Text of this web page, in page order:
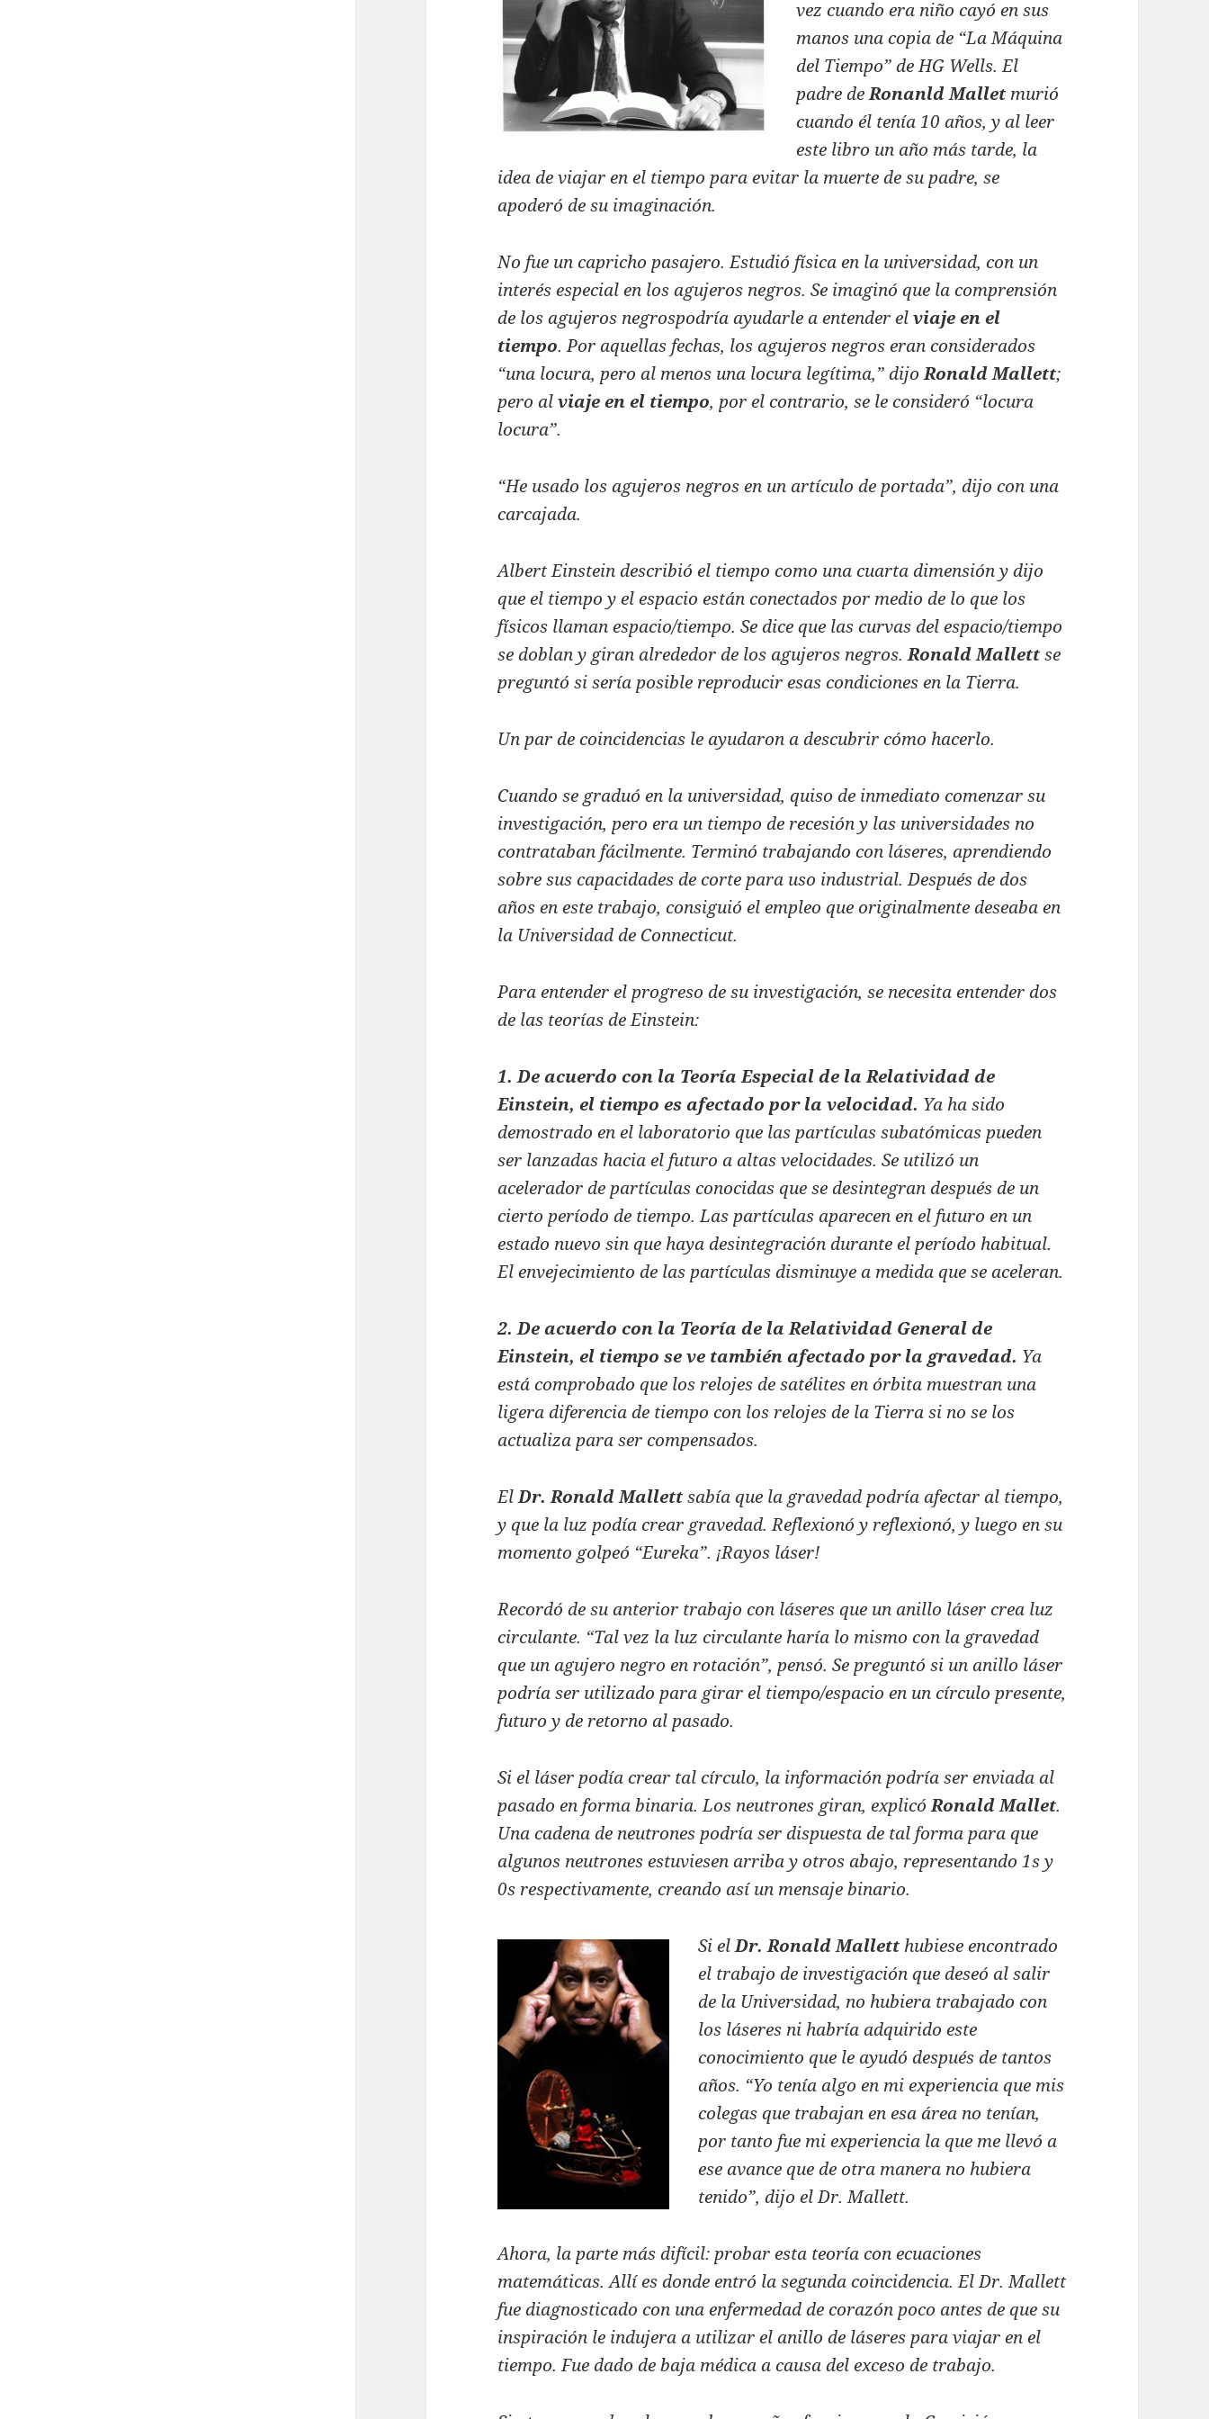
vez cuando era niño cayó en sus
manos una copia de “La Máquina
del Tiempo” de HG Wells. El
padre deRonanld Mallet murió
cuando él tenía 10 años, y al leer
este libro un año más tarde, la
idea de viajar en el tiempo para evitar la muerte de su padre, se
apoderó de su imaginación.
No fue un capricho pasajero. Estudió física en la universidad, con un
interés especial en los agujeros negros. Se imaginó que la comprensión
de los agujeros negrospodría ayudarle a entender elviaje en el
tiempo. Por aquellas fechas, los agujeros negros eran considerados
“una locura, pero al menos una locura legítima,” dijoRonald Mallett;
pero alviaje en el tiempo, por el contrario, se le consideró “locura
locura”.
“He usado los agujeros negros en un artículo de portada”, dijo con una
carcajada.
Albert Einstein describió el tiempo como una cuarta dimensión y dijo
que el tiempo y el espacio están conectados por medio de lo que los
físicos llaman espacio/tiempo. Se dice que las curvas del espacio/tiempo
se doblan y giran alrededor de los agujeros negros.Ronald Mallettse
preguntó si sería posible reproducir esas condiciones en la Tierra.
Un par de coincidencias le ayudaron a descubrir cómo hacerlo.
Cuando se graduó en la universidad, quiso de inmediato comenzar su
investigación, pero era un tiempo de recesión y las universidades no
contrataban fácilmente. Terminó trabajando con láseres, aprendiendo
sobre sus capacidades de corte para uso industrial. Después de dos
años en este trabajo, consiguió el empleo que originalmente deseaba en
la Universidad de Connecticut.
Para entender el progreso de su investigación, se necesita entender dos
de las teorías de Einstein:
1. De acuerdo con la Teoría Especial de la Relatividad de
Einstein, el tiempo es afectado por la velocidad. Ya ha sido
demostrado en el laboratorio que las partículas subatómicas pueden
ser lanzadas hacia el futuro a altas velocidades. Se utilizó un
acelerador de partículas conocidas que se desintegran después de un
cierto período de tiempo. Las partículas aparecen en el futuro en un
estado nuevo sin que haya desintegración durante el período habitual.
El envejecimiento de las partículas disminuye a medida que se aceleran.
2. De acuerdo con la Teoría de la Relatividad General de
Einstein, el tiempo se ve también afectado por la gravedad. Ya
está comprobado que los relojes de satélites en órbita muestran una
ligera diferencia de tiempo con los relojes de la Tierra si no se los
actualiza para ser compensados.
ElDr. Ronald Mallettsabía que la gravedad podría afectar al tiempo,
y que la luz podía crear gravedad. Reflexionó y reflexionó, y luego en su
momento golpeó “Eureka”. ¡Rayos láser!
Recordó de su anterior trabajo con láseres que un anillo láser crea luz
circulante. “Tal vez la luz circulante haría lo mismo con la gravedad
que un agujero negro en rotación”, pensó. Se preguntó si un anillo láser
podría ser utilizado para girar el tiempo/espacio en un círculo presente,
futuro y de retorno al pasado.
Si el láser podía crear tal círculo, la información podría ser enviada al
pasado en forma binaria. Los neutrones giran, explicóRonald Mallet.
Una cadena de neutrones podría ser dispuesta de tal forma para que
algunos neutrones estuviesen arriba y otros abajo, representando 1s y
0s respectivamente, creando así un mensaje binario.
Si elDr. Ronald Mallett hubiese encontrado
el trabajo de investigación que deseó al salir
de la Universidad, no hubiera trabajado con
los láseres ni habría adquirido este
conocimiento que le ayudó después de tantos
años. “Yo tenía algo en mi experiencia que mis
colegas que trabajan en esa área no tenían,
por tanto fue mi experiencia la que me llevó a
ese avance que de otra manera no hubiera
tenido”, dijo el Dr. Mallett.
Ahora, la parte más difícil: probar esta teoría con ecuaciones
matemáticas. Allí es donde entró la segunda coincidencia. El Dr. Mallett
fue diagnosticado con una enfermedad de corazón poco antes de que su
inspiración le indujera a utilizar el anillo de láseres para viajar en el
tiempo. Fue dado de baja médica a causa del exceso de trabajo.